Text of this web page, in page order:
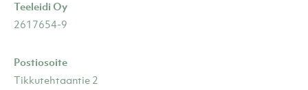
Teeleidi Oy
2617654-9
Postiosoite
Tikkutehtaantie 2